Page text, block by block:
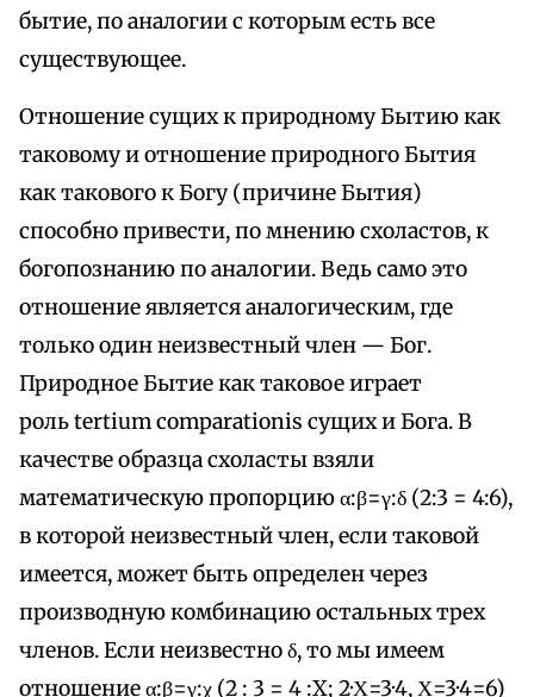
бытие, по аналогии с которым есть все
существующее.
Отношение сущих к природному Бытию как
таковому и отношение природного Бытия
как такового к Богу (причине Бытия)
способно привести, по мнению схоластов, к
богопознанию по аналогии. Ведь само это
отношение является аналогическим, где
только один неизвестный член — Бог.
Природное Бытие как таковое играет
роль tertium comparationis сущих и Бога. В
качестве образца схоласты взяли
математическую пропорцию α:β=γ:δ (2:3 = 4:6),
в которой неизвестный член, если таковой
имеется, может быть определен через
производную комбинацию остальных трех
членов. Если неизвестно δ, то мы имеем
отношение α:β=γ:χ (2 : 3 = 4 :Х; 2·Χ=3·4, Χ=3·4=6)